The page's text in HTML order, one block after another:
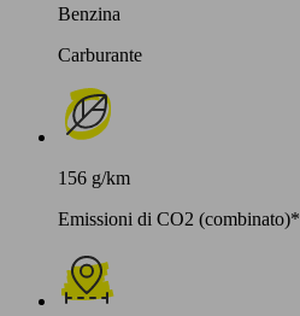
Benzina
Carburante
156 g/km
Emissioni di CO2 (combinato)*